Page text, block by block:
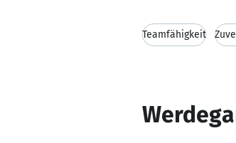
Teamfähigkeit